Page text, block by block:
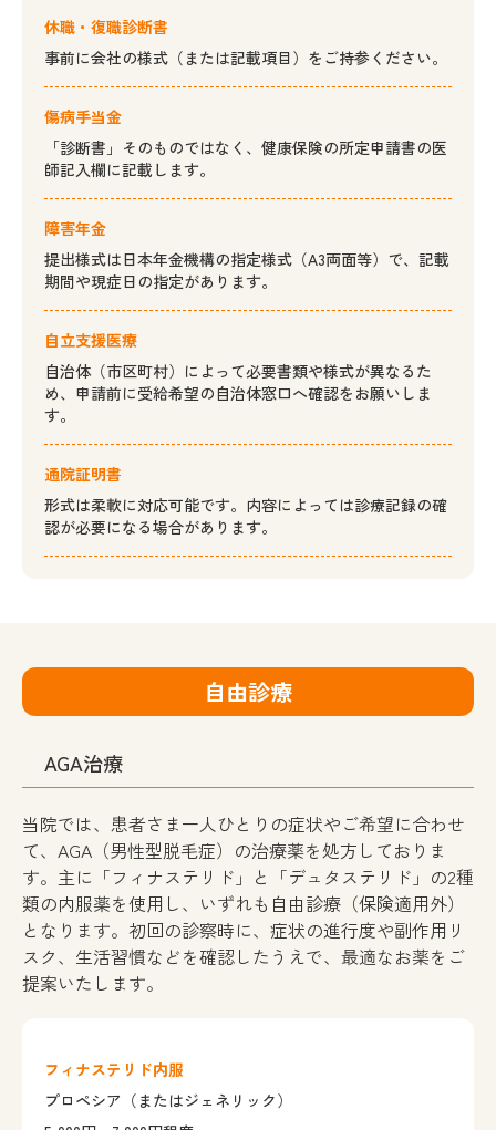
休職・復職診断書
事前に会社の様式（または記載項目）をご持参ください。
傷病手当金
「診断書」そのものではなく、健康保険の所定申請書の医
師記入欄に記載します。
障害年金
提出様式は日本年金機構の指定様式（A3両面等）で、記載
期間や現症日の指定があります。
自立支援医療
自治体（市区町村）によって必要書類や様式が異なるた
め、申請前に受給希望の自治体窓口へ確認をお願いしま
す。
通院証明書
形式は柔軟に対応可能です。内容によっては診療記録の確
認が必要になる場合があります。
自由診療
AGA治療
当院では、患者さま一人ひとりの症状やご希望に合わせ
て、AGA（男性型脱毛症）の治療薬を処方しておりま
す。主に「フィナステリド」と「デュタステリド」の2種
類の内服薬を使用し、いずれも自由診療（保険適用外）
となります。初回の診察時に、症状の進行度や副作用リ
スク、生活習慣などを確認したうえで、最適なお薬をご
提案いたします。
フィナステリド内服
プロペシア （またはジェネリック）